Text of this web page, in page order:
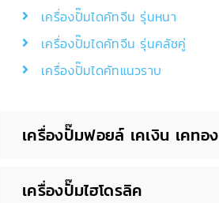
เครื่องปั๊มไดคัทจีน รุ่นหนา
เครื่องปั๊มไดคัทจีน รุ่นคลัชคู่
เครื่องปั๊มไดคัทแนวราบ
เครื่องปั๊มฟอยล์ เคเงิน เคทอง
เครื่องปั๊มไฮโดรลิค